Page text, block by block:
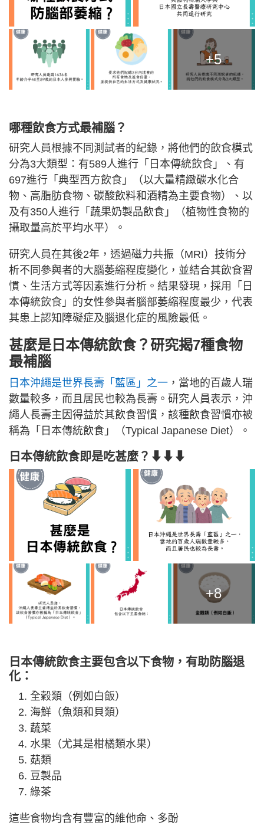
+5
哪種飲食方式最補腦？
研究人員根據不同測試者的紀錄，將他們的飲食模式
分為3大類型：有589人進行「日本傳統飲食」、有
697進行「典型西方飲食」（以大量精緻碳水化合
物、高脂肪食物、碳酸飲料和酒精為主要食物）、以
及有350人進行「蔬果奶製品飲食」（植物性食物的
攝取量高於平均水平）。
研究人員在其後2年，透過磁力共振（MRI）技術分
析不同參與者的大腦萎縮程度變化，並結合其飲食習
慣、生活方式等因素進行分析。結果發現，採用「日
本傳統飲食」的女性參與者腦部萎縮程度最少，代表
其患上認知障礙症及腦退化症的風險最低。
甚麼是日本傳統飲食？研究揭7種食物
最補腦
日本沖繩是世界長壽「藍區」之一 ，當地的百歲人瑞
數量較多，而且居民也較為長壽。研究人員表示，沖
繩人長壽主因得益於其飲食習慣，該種飲食習慣亦被
稱為「日本傳統飲食」（Typical Japanese Diet）。
日本傳統飲食即是吃甚麼？⬇⬇⬇
+8
日本傳統飲食主要包含以下食物，有助防腦退
化：
全穀類（例如白飯）
海鮮（魚類和貝類）
蔬菜
水果（尤其是柑橘類水果）
菇類
豆製品
綠茶
這些食物均含有豐富的維他命、多酚